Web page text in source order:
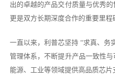
出的卓越的产品交付质量与优秀的
更是双方长期深度合作的重要里程
一直以来，利普芯坚持 “求真、务
管理体系，不断提升产品一致性
能源、工业等领域提供高品质芯片